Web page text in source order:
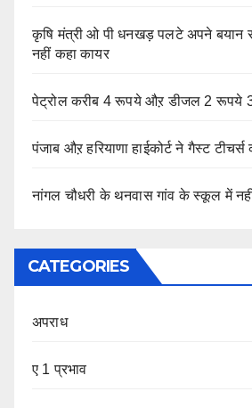
कृषि मंत्री ओ पी धनखड़ पलटे अपने बयान
नहीं कहा कायर
पेट्रोल करीब 4 रूपये औऱ डीजल 2 रूपये
पंजाब औऱ हरियाणा हाईकोर्ट ने गैस्ट
नांगल चौधरी के थनवास गांव के स्कूल में
CATEGORIES
अपराध
ए 1 प्रभाव